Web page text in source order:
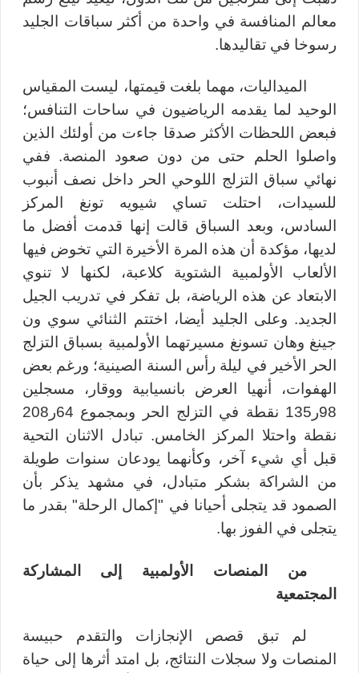
معالم المنافسة في واحدة من أكثر سباقات الجليد
رسوخا في تقاليدها.
الميداليات، مهما بلغت قيمتها، ليست المقياس
الوحيد لما يقدمه الرياضيون في ساحات التنافس؛
فبعض اللحظات الأكثر صدقا جاءت من أولئك الذين
واصلوا الحلم حتى من دون صعود المنصة. ففي
نهائي سباق التزلج اللوحي الحر داخل نصف أنبوب
للسيدات، احتلت تساي شيويه تونغ المركز
السادس، وبعد السباق قالت إنها قدمت أفضل ما
لديها، مؤكدة أن هذه المرة الأخيرة التي تخوض فيها
الألعاب الأولمبية الشتوية كلاعبة، لكنها لا تنوي
الابتعاد عن هذه الرياضة، بل تفكر في تدريب الجيل
الجديد. وعلى الجليد أيضا، اختتم الثنائي سوي ون
جينغ وهان تسونغ مسيرتهما الأولمبية بسباق التزلج
الحر الأخير في ليلة رأس السنة الصينية؛ ورغم بعض
الهفوات، أنهيا العرض بانسيابية ووقار، مسجلين
98ر135 نقطة في التزلج الحر وبمجموع 64ر208
نقطة واحتلا المركز الخامس. تبادل الاثنان التحية
قبل أي شيء آخر، وكأنهما يودعان سنوات طويلة
من الشراكة بشكر متبادل، في مشهد يذكر بأن
الصمود قد يتجلى أحيانا في "إكمال الرحلة" بقدر ما
يتجلى في الفوز بها.
من المنصات الأولمبية إلى المشاركة
المجتمعية
لم تبق قصص الإنجازات والتقدم حبيسة
المنصات ولا سجلات النتائج، بل امتد أثرها إلى حياة